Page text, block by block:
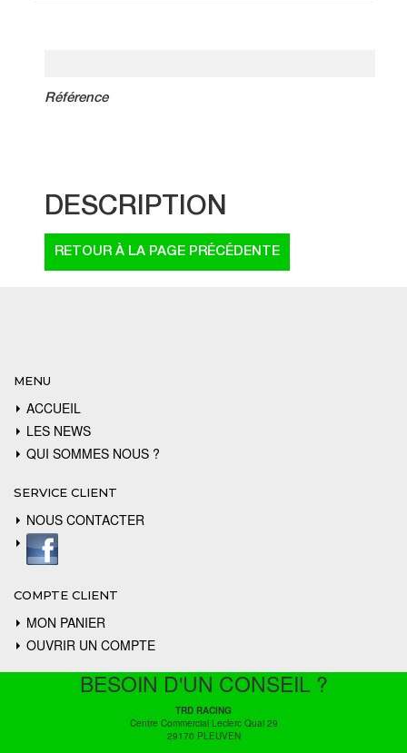
Référence
DESCRIPTION
MENU
ACCUEIL
LES NEWS
QUI SOMMES NOUS ?
SERVICE CLIENT
NOUS CONTACTER
COMPTE CLIENT
MON PANIER
OUVRIR UN COMPTE
BESOIN D'UN CONSEIL ?
TRD RACING
Centre Commercial Leclerc Quai 29
29170 PLEUVEN